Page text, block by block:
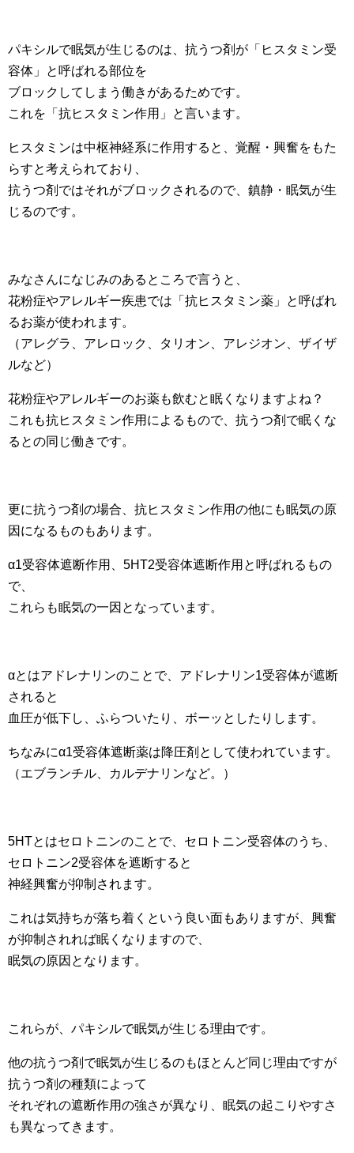
パキシルで眠気が生じるのは、抗うつ剤が「ヒスタミン受
容体」と呼ばれる部位を
ブロックしてしまう働きがあるためです。
これを「抗ヒスタミン作用」と言います。
ヒスタミンは中枢神経系に作用すると、覚醒・興奮をもた
らすと考えられており、
抗うつ剤ではそれがブロックされるので、鎮静・眠気が生
じるのです。
みなさんになじみのあるところで言うと、
花粉症やアレルギー疾患では「抗ヒスタミン薬」と呼ばれ
るお薬が使われます。
（アレグラ、アレロック、タリオン、アレジオン、ザイザ
ルなど）
花粉症やアレルギーのお薬も飲むと眠くなりますよね？
これも抗ヒスタミン作用によるもので、抗うつ剤で眠くな
るとの同じ働きです。
更に抗うつ剤の場合、抗ヒスタミン作用の他にも眠気の原
因になるものもあります。
α1受容体遮断作用、5HT2受容体遮断作用と呼ばれるもの
で、
これらも眠気の一因となっています。
αとはアドレナリンのことで、アドレナリン1受容体が遮断
されると
血圧が低下し、ふらついたり、ボーッとしたりします。
ちなみにα1受容体遮断薬は降圧剤として使われています。
（エブランチル、カルデナリンなど。）
5HTとはセロトニンのことで、セロトニン受容体のうち、
セロトニン2受容体を遮断すると
神経興奮が抑制されます。
これは気持ちが落ち着くという良い面もありますが、興奮
が抑制されれば眠くなりますので、
眠気の原因となります。
これらが、パキシルで眠気が生じる理由です。
他の抗うつ剤で眠気が生じるのもほとんど同じ理由ですが
抗うつ剤の種類によって
それぞれの遮断作用の強さが異なり、眠気の起こりやすさ
も異なってきます。